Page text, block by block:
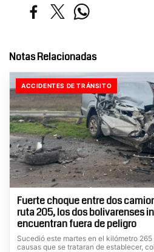
Notas Relacionadas
ACCIDENTES DE TRÁNSITO
Fuerte choque entre dos
ruta 205, los dos bolivarenses
encuentran fuera de peligro
Sucedió este martes en el kilómetro
causas que se trataran de establecer,